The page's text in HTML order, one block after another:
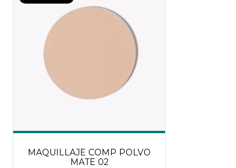
MAQUILLAJE COMP POLVO
MATE 02